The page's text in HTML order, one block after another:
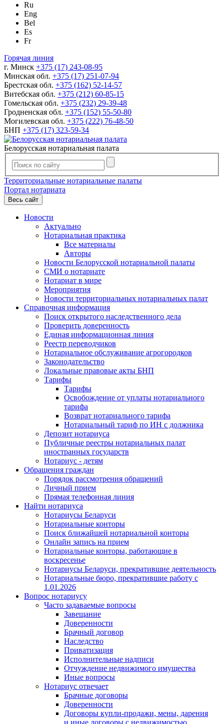
Ru
Eng
Bel
Es
Fr
Горячая линия
г. Минск +375 (17) 243-08-95
Минская обл. +375 (17) 251-07-94
Брестская обл. +375 (162) 52-14-57
Витебская обл. +375 (212) 60-85-15
Гомельская обл. +375 (232) 29-39-48
Гродненская обл. +375 (152) 55-50-80
Могилевская обл. +375 (222) 76-48-50
БНП +375 (17) 323-59-34
Белорусская нотариальная палата
Территориальные нотариальные палаты
Портал нотариата
Весь сайт
Новости
Актуально
Нотариальная практика
Все материалы
Авторы
Новости Белорусской нотариальной палаты
СМИ о нотариате
Нотариат в мире
Мероприятия
Новости территориальных нотариальных палат
Справочная информация
Поиск открытого наследственного дела
Проверить доверенность
Единая информационная линия
Реестр переводчиков
Нотариальное обслуживание агрогородков
Законодательство
Локальные правовые акты БНП
Тарифы
Тарифы
Освобождение от уплаты нотариального
тарифа
Возврат нотариального тарифа
Нотариальный тариф по ИН с должника
Депозит нотариуса
Публичные реестры нотариальных палат
иностранных государств
Нотариус - детям
Обращения граждан
Порядок рассмотрения обращений
Личный прием
Прямая телефонная линия
Найти нотариуса
Нотариусы Беларуси
Нотариальные конторы
Поиск ближайшей нотариальной конторы
Онлайн запись на прием
Нотариальные конторы, работающие в
воскресенье
Нотариусы Беларуси, прекратившие деятельность
Нотариальные бюро, прекратившие работу с
1.01.2026
Вопрос нотариусу
Часто задаваемые вопросы
Завещание
Доверенности
Брачный договор
Наследство
Приватизация
Исполнительные надписи
Отчуждение недвижимого имущества
Иные вопросы
Нотариус отвечает
Брачные договоры
Доверенности
Договоры купли-продажи, мены, дарения
и иные договоры с недвижимостью